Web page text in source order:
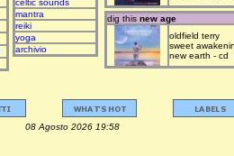
celtic sounds
mantra
reiki
yoga
archivio
dig this new age
oldfield terry
sweet
new earth - cd
08 Agosto 2026 19:58